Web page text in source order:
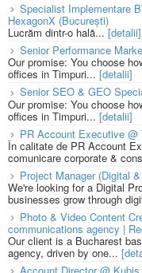
Specialist Implementare
HexagonX (București)
Lucrăm dintr-o hală... [detalii]
Senior Performance
Our promise: You choose
offices in Timpuri... [detalii]
Senior SEO & GEO
Our promise: You choose
offices in Timpuri... [detalii]
PR Account Executive @
În calitate de PR Account
comunicare corporate &
Project Manager (Digital
We're looking for a Digital
businesses grow through
Photo & Video Content
communications agency |
Our client is a Bucharest
agency, driven by one...